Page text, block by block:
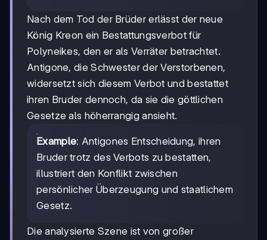
Nach dem Tod der Brüder erlässt der neue
König Kreon ein Bestattungsverbot für
Polyneikes, den er als Verräter betrachtet.
Antigone, die Schwester der Verstorbenen,
widersetzt sich diesem Verbot und bestattet
ihren Bruder dennoch, da sie die göttlichen
Gesetze als höherrangig ansieht.
Example: Antigones Entscheidung, ihren
Bruder trotz des Verbots zu bestatten,
illustriert den Konflikt zwischen
persönlicher Überzeugung und staatlichem
Gesetz.
Die analysierte Szene ist von großer